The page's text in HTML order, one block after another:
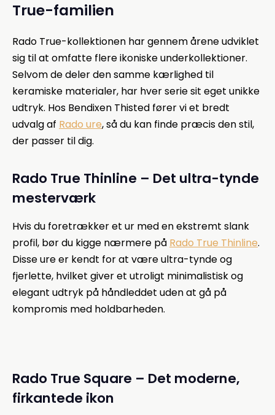
True-familien
Rado True-kollektionen har gennem årene udviklet
sig til at omfatte flere ikoniske underkollektioner.
Selvom de deler den samme kærlighed til
keramiske materialer, har hver serie sit eget unikke
udtryk. Hos Bendixen Thisted fører vi et bredt
udvalg af Rado ure, så du kan finde præcis den stil,
der passer til dig.
Rado True Thinline – Det ultra-tynde
mesterværk
Hvis du foretrækker et ur med en ekstremt slank
profil, bør du kigge nærmere på Rado True Thinline.
Disse ure er kendt for at være ultra-tynde og
fjerlette, hvilket giver et utroligt minimalistisk og
elegant udtryk på håndleddet uden at gå på
kompromis med holdbarheden.
Rado True Square – Det moderne,
firkantede ikon